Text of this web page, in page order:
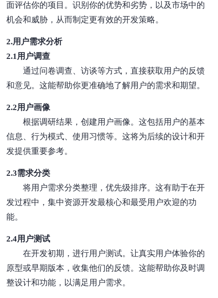
面评估你的项目。识别你的优势和劣势，以及市场中的
机会和威胁，从而制定更有效的开发策略。
2.用户需求分析
2.1用户调查
通过问卷调查、访谈等方式，直接获取用户的反馈
和意见。这能帮助你更准确地了解用户的需求和期望。
2.2用户画像
根据调研结果，创建用户画像。这包括用户的基本
信息、行为模式、使用习惯等。这将为后续的设计和开
发提供重要参考。
2.3需求分类
将用户需求分类整理，优先级排序。这有助于在开
发过程中，集中资源开发最核心和最受用户欢迎的功
能。
2.4用户测试
在开发初期，进行用户测试。让真实用户体验你的
原型或早期版本，收集他们的反馈。这能帮助你及时调
整设计和功能，以满足用户需求。